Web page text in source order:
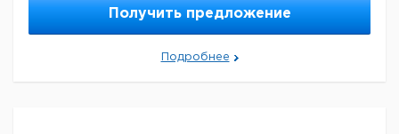
Получить предложение
Подробнее